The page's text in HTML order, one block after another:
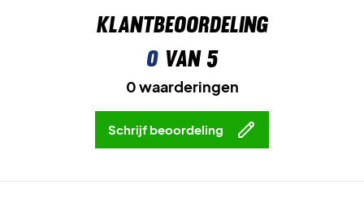
Klantbeoordeling
0van 5
0 waarderingen
Schrijf beoordeling